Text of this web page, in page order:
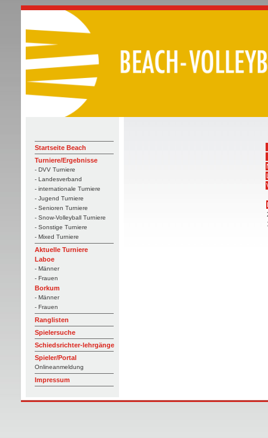
Startseite Beach
Turniere/Ergebnisse
- DVV Turniere
- Landesverband
- internationale Turniere
- Jugend Turniere
- Senioren Turniere
- Snow-Volleyball Turniere
- Sonstige Turniere
- Mixed Turniere
Aktuelle Turniere
Laboe
- Männer
- Frauen
Borkum
- Männer
- Frauen
Ranglisten
Spielersuche
Schiedsrichter-lehrgänge
Spieler/Portal
Onlineanmeldung
Impressum